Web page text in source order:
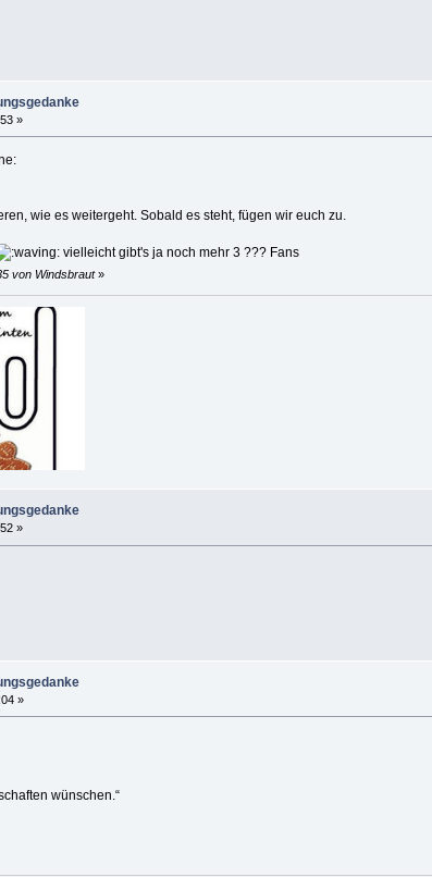
»
wie es weitergeht. Sobald es steht, fügen wir euch zu.
vielleicht gibt's ja noch mehr 3 ??? Fans
von Windsbraut»
»
»
wünschen.“